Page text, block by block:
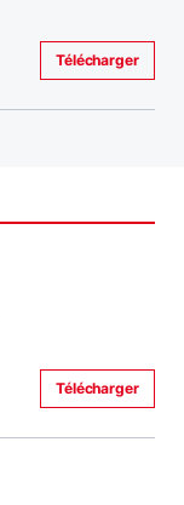
Télécharger
Télécharger